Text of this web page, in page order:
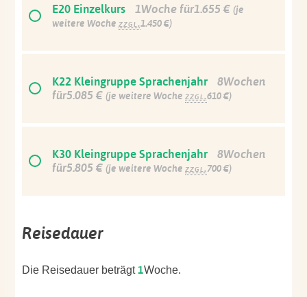
E20 Einzelkurs 1Woche für1.655 € (je
weitere Woche zzgl.1.450 €)
K22 Kleingruppe Sprachenjahr
für5.085 € (je weitere Woche zzgl.610 €)
K30 Kleingruppe Sprachenjahr
für5.805 € (je weitere Woche zzgl.700 €)
Reisedauer
Die Reisedauer beträgt1Woche.